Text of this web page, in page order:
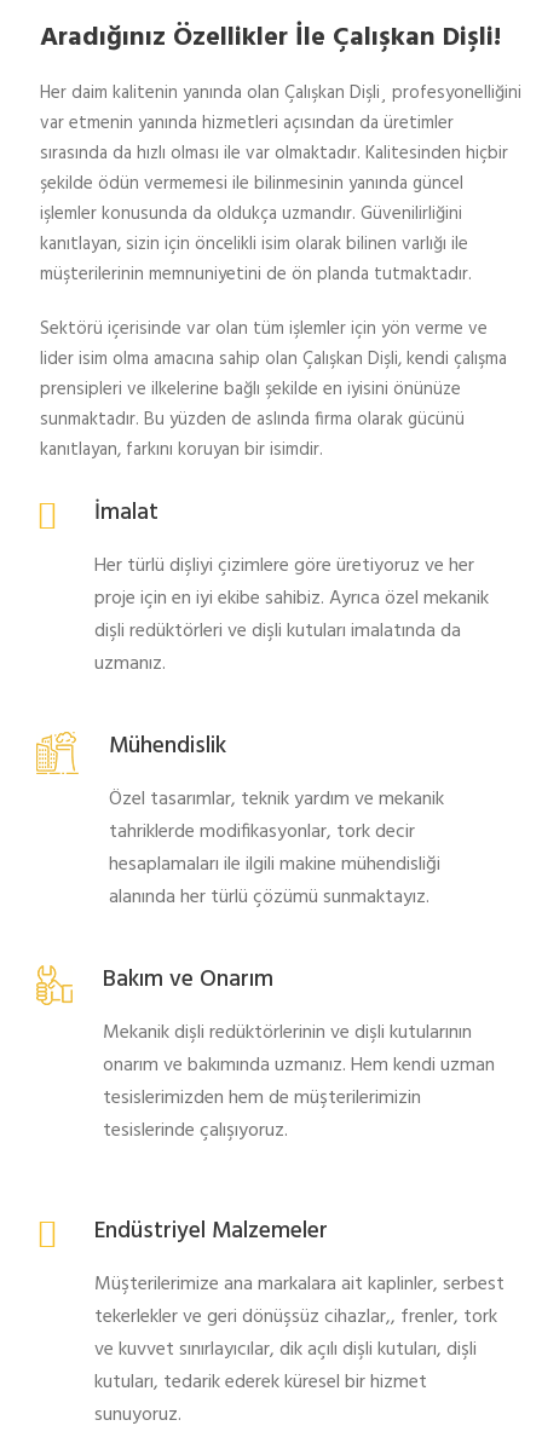
Aradığınız Özellikler İle Çalışkan Dişli!
Her daim kalitenin yanında olan Çalışkan Dişli¸ profesyonelliğini
var etmenin yanında hizmetleri açısından da üretimler
sırasında da hızlı olması ile var olmaktadır. Kalitesinden hiçbir
şekilde ödün vermemesi ile bilinmesinin yanında güncel
işlemler konusunda da oldukça uzmandır. Güvenilirliğini
kanıtlayan, sizin için öncelikli isim olarak bilinen varlığı ile
müşterilerinin memnuniyetini de ön planda tutmaktadır.
Sektörü içerisinde var olan tüm işlemler için yön verme ve
lider isim olma amacına sahip olan Çalışkan Dişli, kendi çalışma
prensipleri ve ilkelerine bağlı şekilde en iyisini önünüze
sunmaktadır. Bu yüzden de aslında firma olarak gücünü
kanıtlayan, farkını koruyan bir isimdir.
İmalat
Her türlü dişliyi çizimlere göre üretiyoruz ve her
proje için en iyi ekibe sahibiz. Ayrıca özel mekanik
dişli redüktörleri ve dişli kutuları imalatında da
uzmanız.
Mühendislik
Özel tasarımlar, teknik yardım ve mekanik
tahriklerde modifikasyonlar, tork decir
hesaplamaları ile ilgili makine mühendisliği
alanında her türlü çözümü sunmaktayız.
Bakım ve Onarım
Mekanik dişli redüktörlerinin ve dişli kutularının
onarım ve bakımında uzmanız. Hem kendi uzman
tesislerimizden hem de müşterilerimizin
tesislerinde çalışıyoruz.
Endüstriyel Malzemeler
Müşterilerimize ana markalara ait kaplinler, serbest
tekerlekler ve geri dönüşsüz cihazlar,, frenler, tork
ve kuvvet sınırlayıcılar, dik açılı dişli kutuları, dişli
kutuları, tedarik ederek küresel bir hizmet
sunuyoruz.